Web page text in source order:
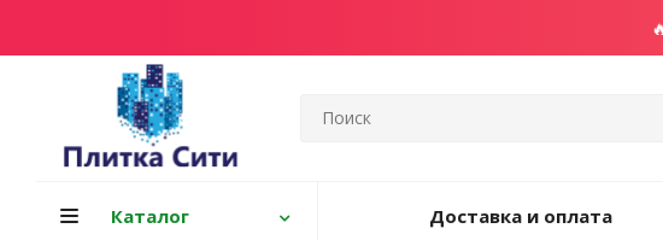
Каталог Доставка и оплата